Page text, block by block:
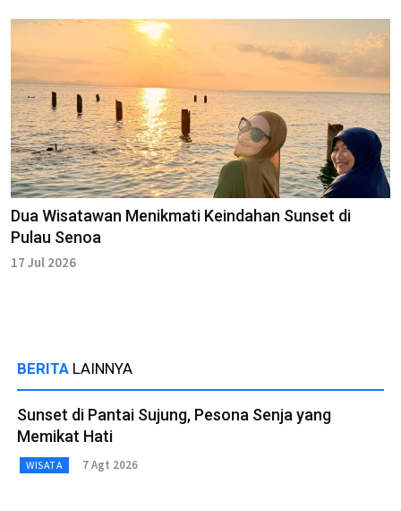
Dua Wisatawan Menikmati Keindahan Sunset di
Pulau Senoa
17 Jul 2026
BERITA LAINNYA
Sunset di Pantai Sujung, Pesona Senja yang
Memikat Hati
WISATA 7 Agt 2026